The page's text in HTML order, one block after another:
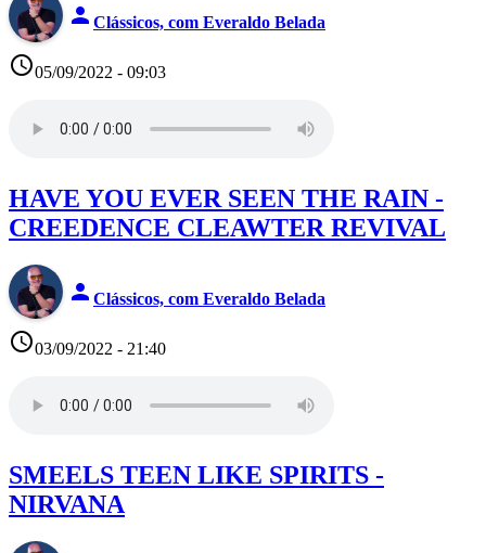
person Clássicos, com Everaldo Belada
access_time05/09/2022 - 09:03
HAVE YOU EVER SEEN THE RAIN -
CREEDENCE CLEAWTER REVIVAL
person Clássicos, com Everaldo Belada
access_time03/09/2022 - 21:40
SMEELS TEEN LIKE SPIRITS -
NIRVANA